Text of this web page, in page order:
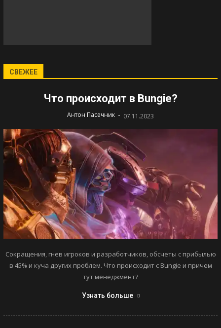
СВЕЖЕЕ
Что происходит в Bungie?
Антон Пасечник - 07.11.2023
Сокращения, гнев игроков и разработчиков, обсчеты с прибылью
в 45% и куча других проблем. Что происходит с Bungie и причем
тут менеджмент?
Узнать больше